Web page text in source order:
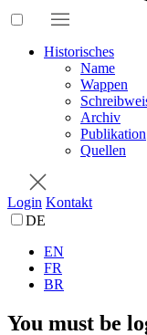
Historisches
Name
Wappen
Archiv
Publikation
Quellen
Login Kontakt
DE
EN
FR
BR
You must be